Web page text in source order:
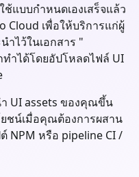
แบบกำหนดเองเสร็จแล้ว
เพื่อให้บริการแก่ผู้
ไว้ในเอกสาร "
ำได้โดยอัปโหลดไฟล์ UI
UI assets ของคุณขึ้น
ยชน์เมื่อคุณต้องการผสาน
NPM หรือ pipeline CI /